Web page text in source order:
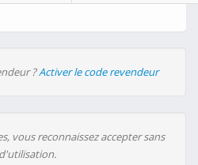
?Activer le code revendeur
vous reconnaissez accepter sans